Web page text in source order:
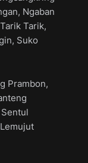
Ngaban
Tarik,
Suko
Prambon,